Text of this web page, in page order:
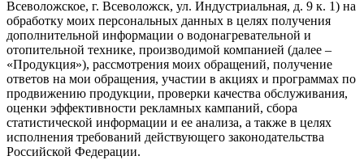
Всеволожское, г. Всеволожск, ул. Индустриальная, д. 9 к. 1) на
обработку моих персональных данных в целях получения
дополнительной информации о водонагревательной и
отопительной технике, производимой компанией (далее –
«Продукция»), рассмотрения моих обращений, получение
ответов на мои обращения, участии в акциях и программах по
продвижению продукции, проверки качества обслуживания,
оценки эффективности рекламных кампаний, сбора
статистической информации и ее анализа, а также в целях
исполнения требований действующего законодательства
Российской Федерации.